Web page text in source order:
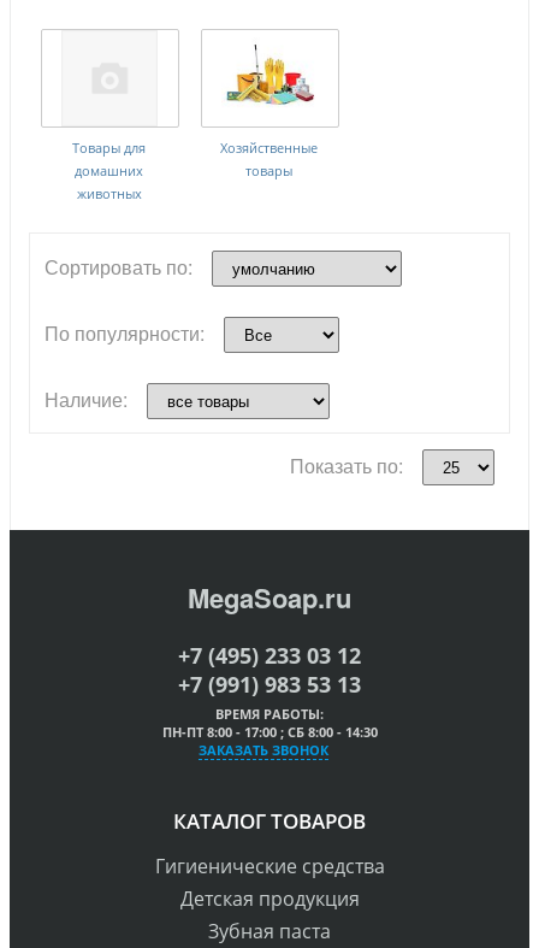
Товары для
домашних
животных
Хозяйственные
товары
Сортировать по:
По популярности:
Наличие:
Показать по:
MegaSoap.ru
+7 (495) 233 03 12
+7 (991) 983 53 13
ВРЕМЯ РАБОТЫ:
ПН-ПТ 8:00 - 17:00 ; СБ 8:00 - 14:30
ЗАКАЗАТЬ ЗВОНОК
КАТАЛОГ ТОВАРОВ
Гигиенические средства
Детская продукция
Зубная паста